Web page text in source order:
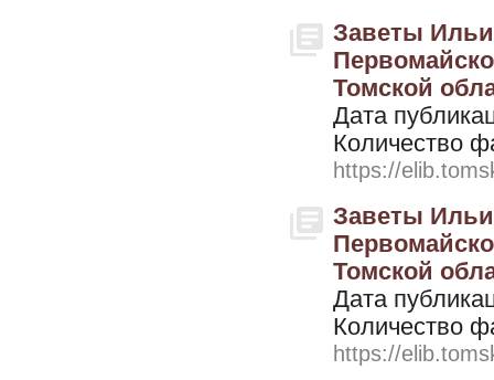
Заветы
Томской
Дата
Количество
https://
Заветы
Томской
Дата
Количество
https://